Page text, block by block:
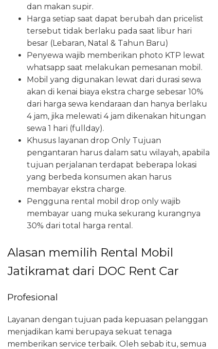
dan makan supir.
Harga setiap saat dapat berubah dan pricelist
tersebut tidak berlaku pada saat libur hari
besar (Lebaran, Natal & Tahun Baru)
Penyewa wajib memberikan photo KTP lewat
whatsapp saat melakukan pemesanan mobil.
Mobil yang digunakan lewat dari durasi sewa
akan di kenai biaya ekstra charge sebesar 10%
dari harga sewa kendaraan dan hanya berlaku
4 jam, jika melewati 4 jam dikenakan hitungan
sewa 1 hari (fullday).
Khusus layanan drop Only Tujuan
pengantaran harus dalam satu wilayah, apabila
tujuan perjalanan terdapat beberapa lokasi
yang berbeda konsumen akan harus
membayar ekstra charge.
Pengguna rental mobil drop only wajib
membayar uang muka sekurang kurangnya
30% dari total harga rental.
Alasan memilih Rental Mobil
Jatikramat dari DOC Rent Car
Profesional
Layanan dengan tujuan pada kepuasan pelanggan
menjadikan kami berupaya sekuat tenaga
memberikan service terbaik. Oleh sebab itu, semua